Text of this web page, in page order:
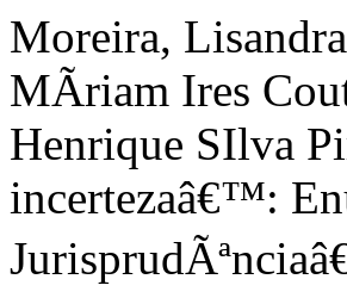
Moreira,
MÃ­riam Ires
Henrique SIlva
incertezaâ€™: